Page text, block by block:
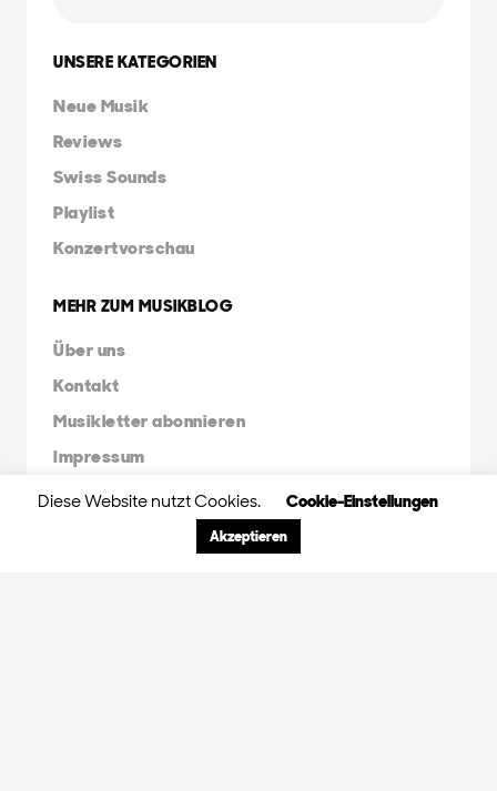
UNSERE KATEGORIEN
Neue Musik
Reviews
Swiss Sounds
Playlist
Konzertvorschau
MEHR ZUM MUSIKBLOG
Über uns
Kontakt
Musikletter abonnieren
Impressum
FRIENDS & FAMILY
Orange Peel Agency
Radio X Mainstream
Diese Website nutzt Cookies. Cookie-Einstellungen
Akzeptieren